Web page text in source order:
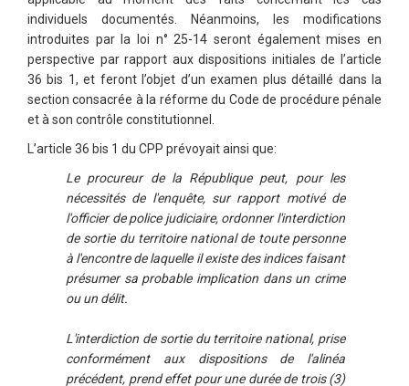
individuels documentés. Néanmoins, les modifications
introduites par la loi n° 25-14 seront également mises en
perspective par rapport aux dispositions initiales de l’article
36 bis 1, et feront l’objet d’un examen plus détaillé dans la
section consacrée à la réforme du Code de procédure pénale
et à son contrôle constitutionnel.
L’article 36 bis 1 du CPP prévoyait ainsi que:
Le procureur de la République peut, pour les
nécessités de l'enquête, sur rapport motivé de
l'officier de police judiciaire, ordonner l'interdiction
de sortie du territoire national de toute personne
à l'encontre de laquelle il existe des indices faisant
présumer sa probable implication dans un crime
ou un délit.
L'interdiction de sortie du territoire national, prise
conformément aux dispositions de l'alinéa
précédent, prend effet pour une durée de trois (3)